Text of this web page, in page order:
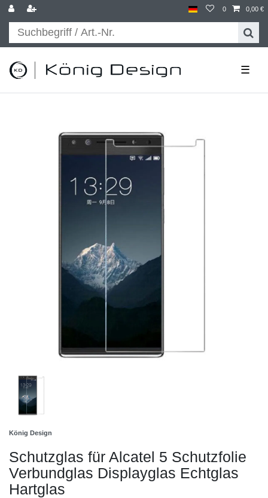
0 0,00 €
☰
König Design
Schutzglas für Alcatel 5 Schutzfolie
Verbundglas Displayglas Echtglas
Hartglas